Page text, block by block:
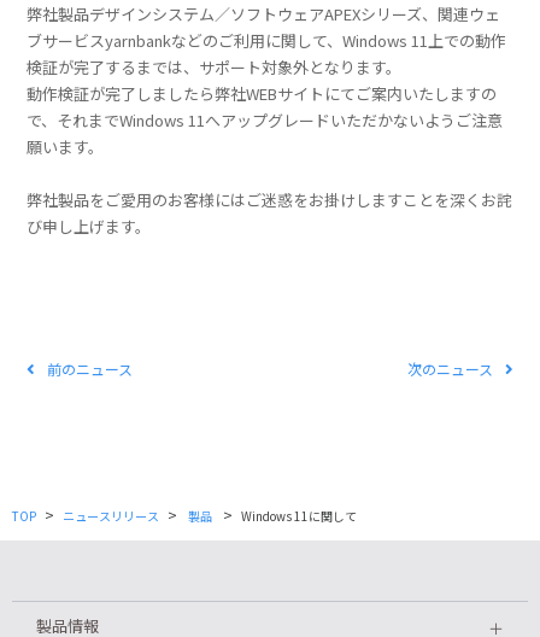
弊社製品デザインシステム／ソフトウェアAPEXシリーズ、関連ウェ
ブサービスyarnbankなどのご利用に関して、Windows 11上での動作
検証が完了するまでは、サポート対象外となります。
動作検証が完了しましたら弊社WEBサイトにてご案内いたしますの
で、それまでWindows 11へアップグレードいただかないようご注意
願います。
弊社製品をご愛用のお客様にはご迷惑をお掛けしますことを深くお詫
び申し上げます。
次のニュース
前のニュース
TOP > ニュースリリース > 製品 > Windows 11に関して
製品情報 ＋